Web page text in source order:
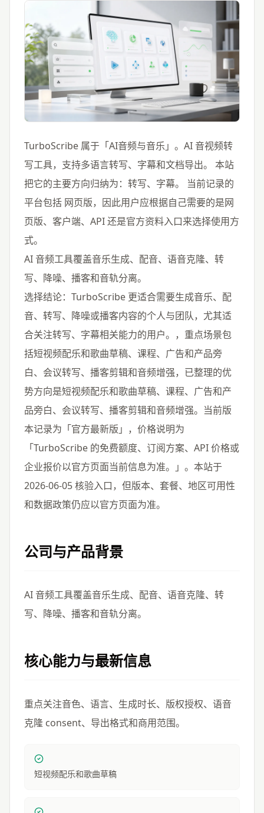
TurboScribe 属于「AI音频与音乐」。AI 音视频转
写工具，支持多语言转写、字幕和文档导出。 本站
把它的主要方向归纳为：转写、字幕。 当前记录的
平台包括 网页版，因此用户应根据自己需要的是网
页版、客户端、API 还是官方资料入口来选择使用方
式。
AI 音频工具覆盖音乐生成、配音、语音克隆、转
写、降噪、播客和音轨分离。
选择结论：TurboScribe 更适合需要生成音乐、配
音、转写、降噪或播客内容的个人与团队，尤其适
合关注转写、字幕相关能力的用户。，重点场景包
括短视频配乐和歌曲草稿、课程、广告和产品旁
白、会议转写、播客剪辑和音频增强，已整理的优
势方向是短视频配乐和歌曲草稿、课程、广告和产
品旁白、会议转写、播客剪辑和音频增强。当前版
本记录为「官方最新版」，价格说明为
「TurboScribe 的免费额度、订阅方案、API 价格或
企业报价以官方页面当前信息为准。」。本站于
2026-06-05 核验入口，但版本、套餐、地区可用性
和数据政策仍应以官方页面为准。
公司与产品背景
AI 音频工具覆盖音乐生成、配音、语音克隆、转
写、降噪、播客和音轨分离。
核心能力与最新信息
重点关注音色、语言、生成时长、版权授权、语音
克隆 consent、导出格式和商用范围。
短视频配乐和歌曲草稿